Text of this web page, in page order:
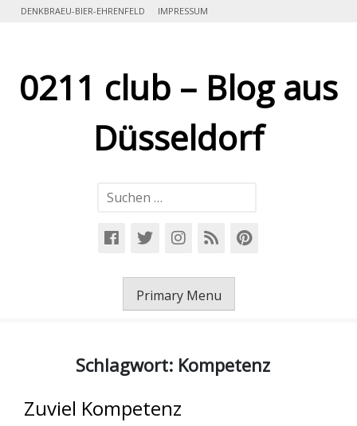
SkipDENKBRAEU-BIER-EHRENFELD IMPRESSUM
0211 club – Blog aus
Düsseldorf
Suchen
Primary Menu
Schlagwort: Kompetenz
Zuviel Kompetenz